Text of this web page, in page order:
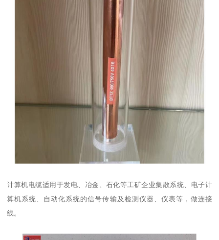
计算机电缆适用于发电、冶金、石化等工矿企业集散系统、电子计
算机系统、自动化系统的信号传输及检测仪器、仪表等，做连接
线。